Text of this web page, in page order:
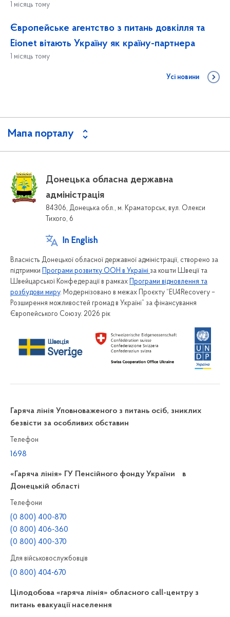
1 місяць тому
Європейське агентство з питань довкілля та
Eionet вітають Україну як країну-партнера
1 місяць тому
Усі новини
Мапа порталу
Донецька обласна державна
адміністрація
84306, Донецька обл., м. Краматорськ, вул. Олекси
Тихого, 6
In English
Власність Донецької обласної державної адміністрації, створено за
підтримки
Програми розвитку ООН в Україні за кошти Швеції та
Швейцарської Конфедерації в рамках
Програми відновлення та
розбудови миру. Модернізовано в межах Проєкту “EU4Recovery –
Розширення можливостей громад в Україні” за фінансування
Європейського Союзу. 2026 рік
Гаряча лінія Уповноваженого з питань осіб, зниклих
безвісти за особливих обставин
Телефон
1698
«Гаряча лінія» ГУ Пенсійного фонду України в
Донецькій області
Телефони
(0 800) 400-870
(0 800) 406-360
(0 800) 400-370
Для військовослужбовців
(0 800) 404-670
Цілодобова «гаряча лінія» обласного call-центру з
питань евакуації населення